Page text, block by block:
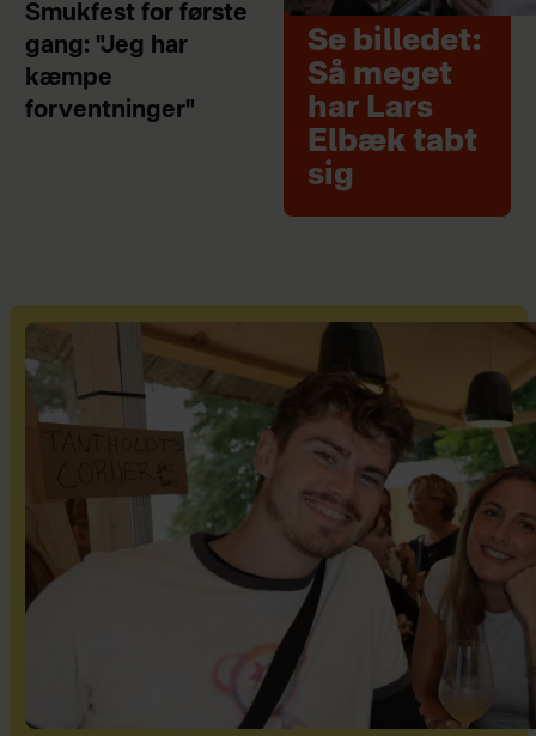
Smukfest for første
gang: "Jeg har
kæmpe
forventninger"
Se billedet:
Så meget
har Lars
Elbæk tabt
sig